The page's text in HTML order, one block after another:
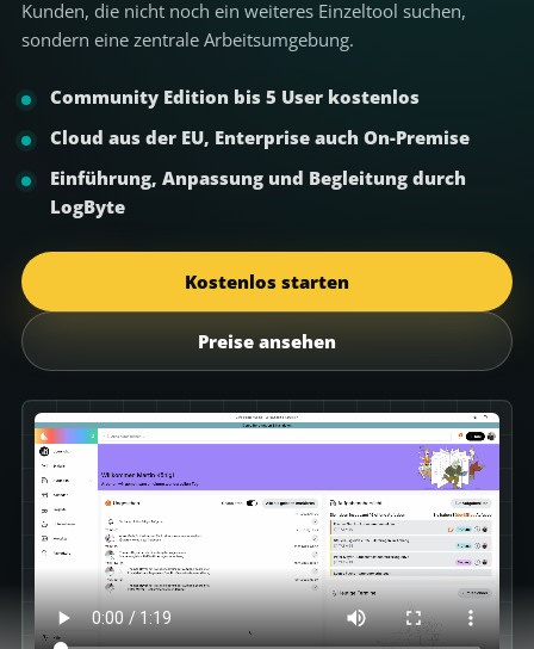
Kunden, die nicht noch ein weiteres Einzeltool suchen,
sondern eine zentrale Arbeitsumgebung.
Community Edition bis 5 User kostenlos
Cloud aus der EU, Enterprise auch On-Premise
Einführung, Anpassung und Begleitung durch
LogByte
Kostenlos starten
Preise ansehen